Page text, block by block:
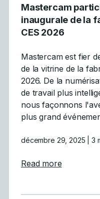
Mastercam
inaugurale de la
CES 2026
Mastercam est fier
de la vitrine de la
2026. De la
de travail plus
nous façonnons
plus grand
décembre 29, 2025 |
Read moreabout